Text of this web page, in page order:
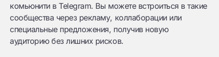
комьюнити в Telegram. Вы можете встроиться в такие
сообщества через рекламу, коллаборации или
специальные предложения, получив новую
аудиторию без лишних рисков.